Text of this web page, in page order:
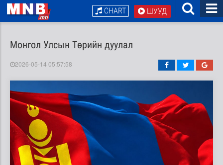
ШУУД
CHART
Монгол Улсын Төрийн дуулал
2026-05-14 05:57:58